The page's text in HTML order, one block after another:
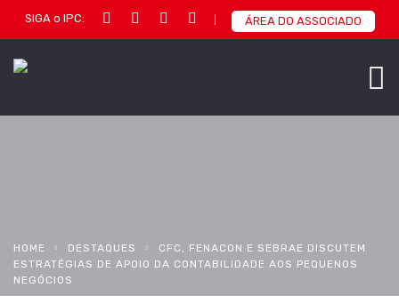
SIGA o IPC: ÁREA DO ASSOCIADO
HOME DESTAQUES
CFC, FENACON E SEBRAE DISCUTEM
ESTRATÉGIAS DE APOIO DA CONTABILIDADE AOS PEQUENOS
NEGÓCIOS